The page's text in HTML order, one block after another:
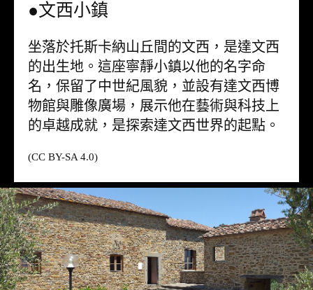
●文西小鎮
坐落於托斯卡納山丘間的文西，是達文西
的出生地。這座寧靜小鎮以他的名字命
名，保留了中世紀風貌，並設有達文西博
物館與雕像廣場，展示他在藝術與科技上
的卓越成就，是探索達文西世界的起點。
(CC BY-SA 4.0)